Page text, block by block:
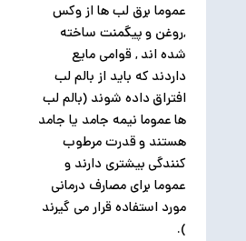
عموما برق لب ها از وکس
,روغن و پیگمنت ساخته
شده اند , قوامی مایع
داردند که باید از بالم لب
افتراق داده شوند (بالم لب
ها عموما نیمه جامد یا جامد
هستند و قدرت مرطوب
کنندگی بیشتری دارند و
عموما برای مصارف درمانی
مورد استفاده قرار می گیرند
).